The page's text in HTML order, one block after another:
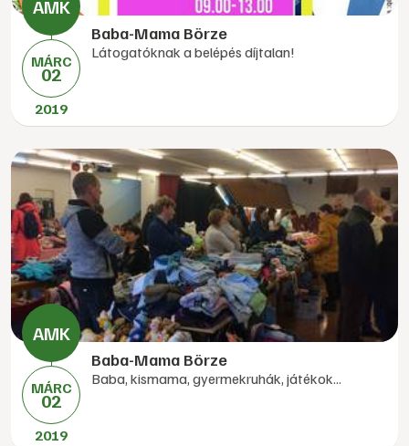
MÁRC
02
2019
Baba-Mama Börze
Látogatóknak a belépés díjtalan!
MÁRC
02
2019
Baba-Mama Börze
Baba, kismama, gyermekruhák, játékok...